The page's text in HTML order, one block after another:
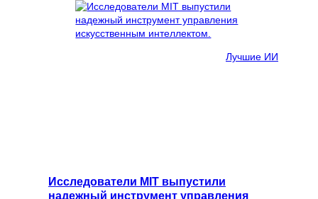
Лучшие ИИ
Исследователи MIT выпустили
надежный инструмент управления